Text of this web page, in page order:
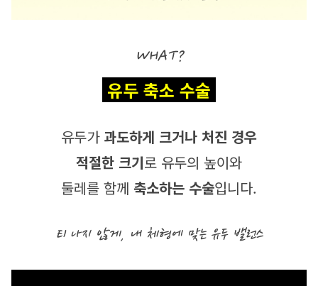
WHAT?
유두 축소 수술
유두가 과도하게 크거나 처진 경우
적절한 크기로 유두의 높이와
둘레를 함께 축소하는 수술입니다.
티 나지 않게, 내 체형에 맞는 유두 밸런스